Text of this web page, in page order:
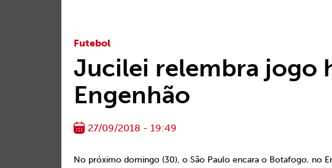
Futebol
Jucilei relembra jogo
Engenhão
27/09/2018 - 19:49
No próximo domingo (30), o São Paulo encara o Botafogo, no